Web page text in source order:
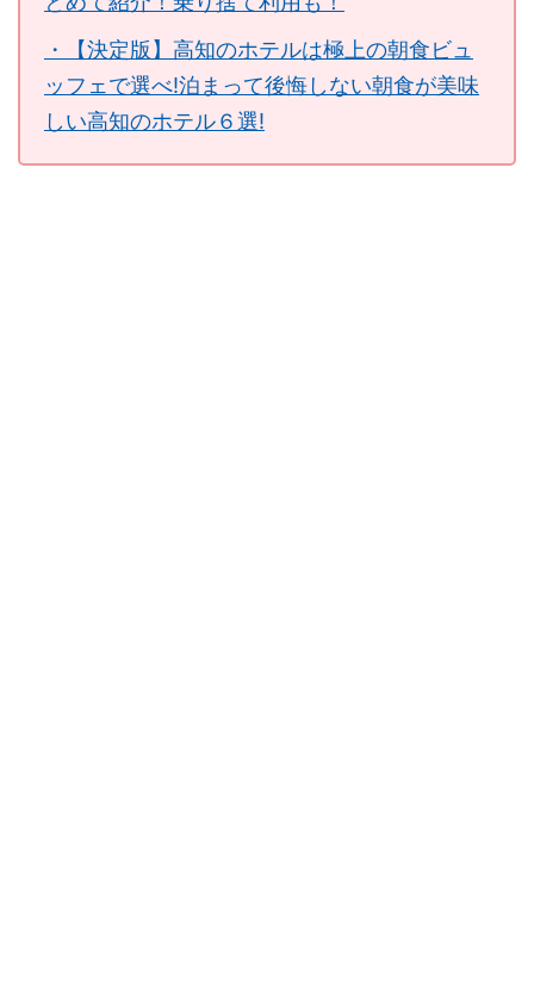
・【決定版】高知のホテルは極上の朝食ビュ
ッフェで選べ!泊まって後悔しない朝食が美味
しい高知のホテル６選!